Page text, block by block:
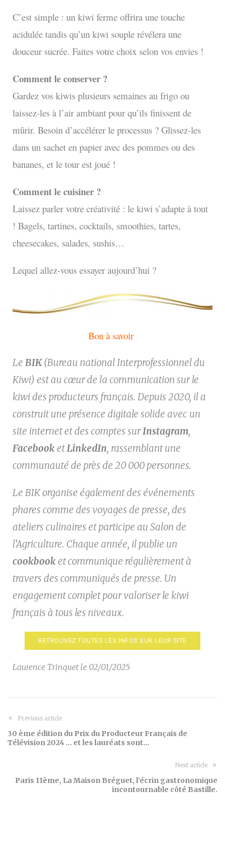
C’est simple : un kiwi ferme offrira une touche
acidulée tandis qu’un kiwi souple révélera une
douceur sucrée. Faites votre choix selon vos envies !
Comment le conserver ?
Gardez vos kiwis plusieurs semaines au frigo ou
laissez-les à l’air ambiant pour qu’ils finissent de
mûrir. Besoin d’accélérer le processus ? Glissez-les
dans un sachet en papier avec des pommes ou des
bananes, et le tour est joué !
Comment le cuisiner ?
Laissez parler votre créativité : le kiwi s’adapte à tout
! Bagels, tartines, cocktails, smoothies, tartes,
cheesecakes, salades, sushis…
Lequel allez-vous essayer aujourd’hui ?
Bon à savoir
Le BIK(Bureau national Interprofessionnel du
Kiwi) est au cœur de la communication sur le
kiwi des producteurs français. Depuis 2020, il a
construit une présence digitale solide avec un
site internet et des comptes surInstagram,
Facebook etLinkedIn, rassemblant une
communauté de près de 20 000 personnes.
Le BIK organise également des événements
phares comme des voyages de presse, des
ateliers culinaires et participe au Salon de
l’Agriculture. Chaque année, il publie un
cookbook et communique régulièrement à
travers des communiqués de presse. Un
engagement complet pour valoriser le kiwi
français à tous les niveaux.
RETROUVEZ TOUTES LES INFOS SUR LEUR SITE
Laurence Trinquet le 02/01/2025
Previous article
30 ème édition du Prix du Producteur Français de
Télévision 2024 … et les lauréats sont…
Next article
Paris 11ème, La Maison Bréguet, l’écrin gastronomique
incontournable côté Bastille.